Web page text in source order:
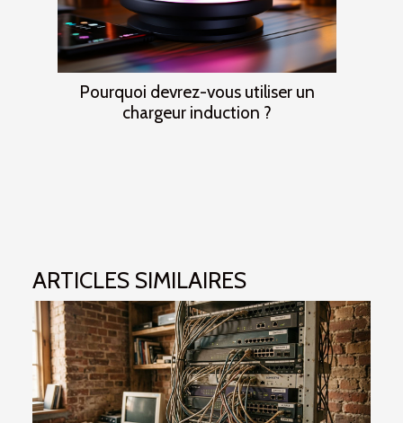
Pourquoi devrez-vous utiliser un
chargeur induction ?
ARTICLES SIMILAIRES